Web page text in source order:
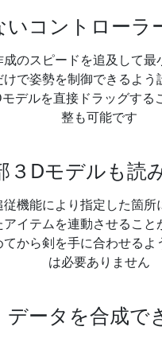
いコントローラ
のスピードを追及して最
けで姿勢を制御できるよう
デルを直接ドラッグする
整も可能です
３Dモデルも読
従機能により指定した箇所
アイテムを連動させるこ
から剣を手に合わせるよ
は必要ありません
データを合成で